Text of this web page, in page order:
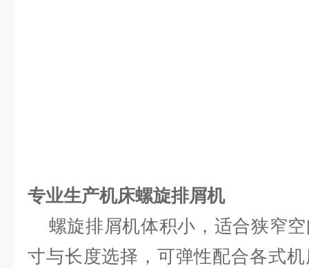
专业生产机床螺旋排屑机
螺旋排屑机体积小，适合狭窄
寸与长度选择，可弹性配合各式